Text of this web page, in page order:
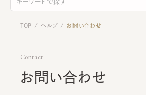
TOP / ヘルプ / お問い合わせ
Contact
お問い合わせ